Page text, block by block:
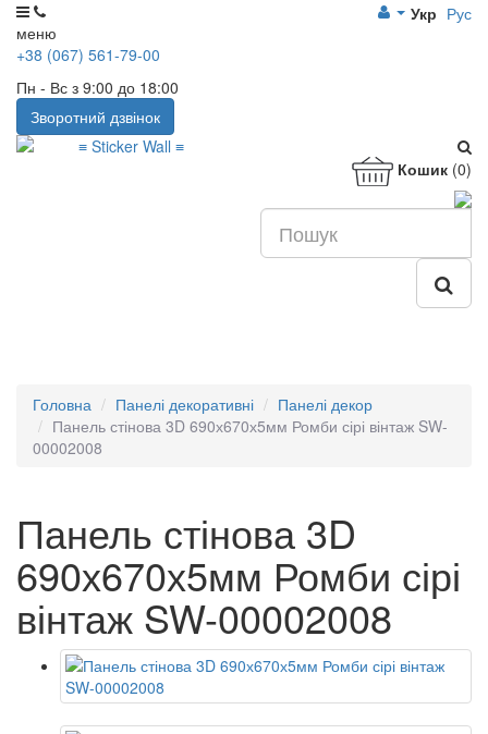
меню
Укр Рус
+38 (067) 561-79-00
Пн - Вс з 9:00 до 18:00
Зворотний дзвінок
Кошик (0)
Головна Панелі декоративні
Панелі декор
Панель стінова 3D 690х670х5мм Ромби сірі вінтаж SW-
00002008
Панель стінова 3D
690х670х5мм Ромби сірі
вінтаж SW-00002008